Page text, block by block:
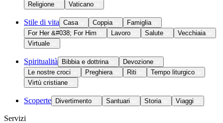
Religione
Vaticano
Stile di vita Casa Coppia
Famiglia
For Her &#038; For Him
Lavoro Salute
Vecchiaia
Virtuale
Spiritualità Bibbia e dottrina
Devozione
Le nostre croci
Preghiera Riti
Tempo liturgico
Virtù cristiane
Scoperte Divertimento Santuari Storia Viaggi
Servizi